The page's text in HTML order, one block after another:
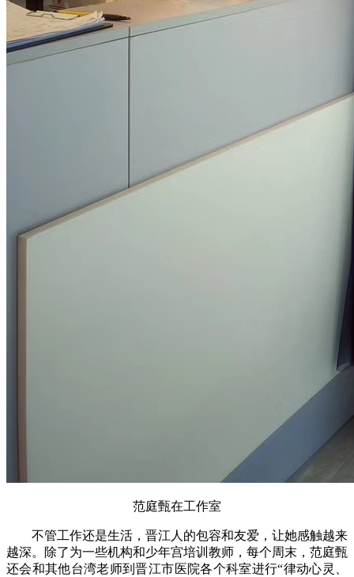
范庭甄在工作室
不管工作还是生活，晋江人的包容和友爱，让她感触越来
越深。除了为一些机构和少年宫培训教师，每个周末，范庭甄
还会和其他台湾老师到晋江市医院各个科室进行“律动心灵、